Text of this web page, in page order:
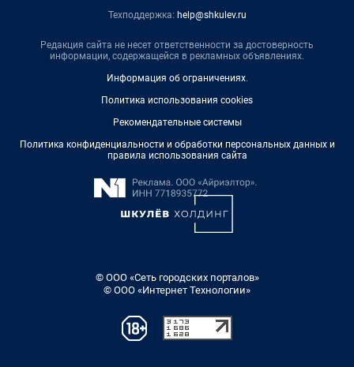
Техподдержка: help@shkulev.ru
Редакция сайта не несет ответственности за достоверность
информации, содержащейся в рекламных объявлениях.
Информация об ограничениях.
Политика использования cookies
Рекомендательные системы
Политика конфиденциальности и обработки персональных данных и
правила использования сайта
© ООО «Сеть городских порталов»
© ООО «Интернет Технологии»